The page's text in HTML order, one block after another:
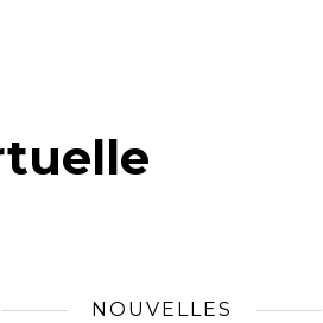
NOUVELLES